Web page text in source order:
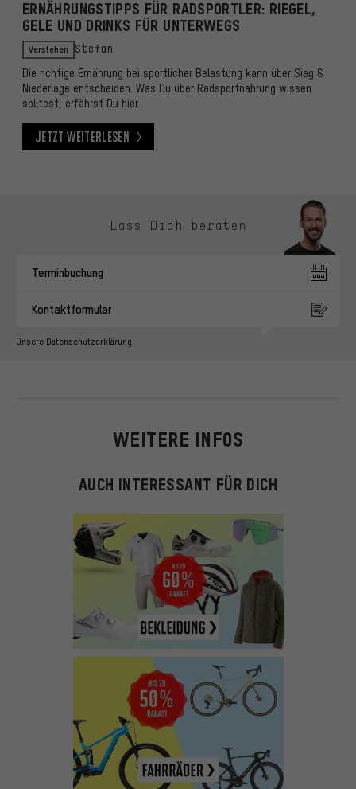
ERNÄHRUNGSTIPPS FÜR RADSPORTLER: RIEGEL,
GELE UND DRINKS FÜR UNTERWEGS
Verstehen Stefan
Die richtige Ernährung bei sportlicher Belastung kann über Sieg &
Niederlage entscheiden. Was Du über Radsportnahrung wissen
solltest, erfährst Du hier.
Jetzt weiterlesen
Lass Dich beraten
Terminbuchung
Kontaktformular
Unsere Datenschutzerklärung
WEITERE INFOS
AUCH INTERESSANT FÜR DICH